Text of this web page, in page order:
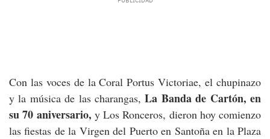
Con las voces de la Coral Portus Victoriae, el chupinazo
y la música de las charangas,La Banda de Cartón, en
su 70 aniversario, y Los Ronceros, dieron hoy comienzo
las fiestas de la Virgen del Puerto en Santoña en la Plaza